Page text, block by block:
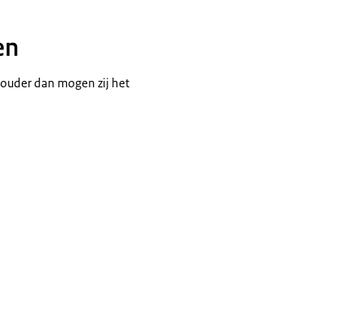
dan mogen zij het